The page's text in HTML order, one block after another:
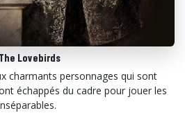
The Lovebirds
charmants personnages qui sont
échappés du cadre pour jouer les